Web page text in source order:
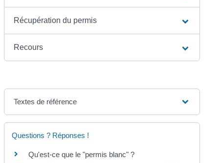
Récupération du permis
Recours
Textes de référence
Questions ? Réponses !
Qu'est-ce que le "permis blanc" ?